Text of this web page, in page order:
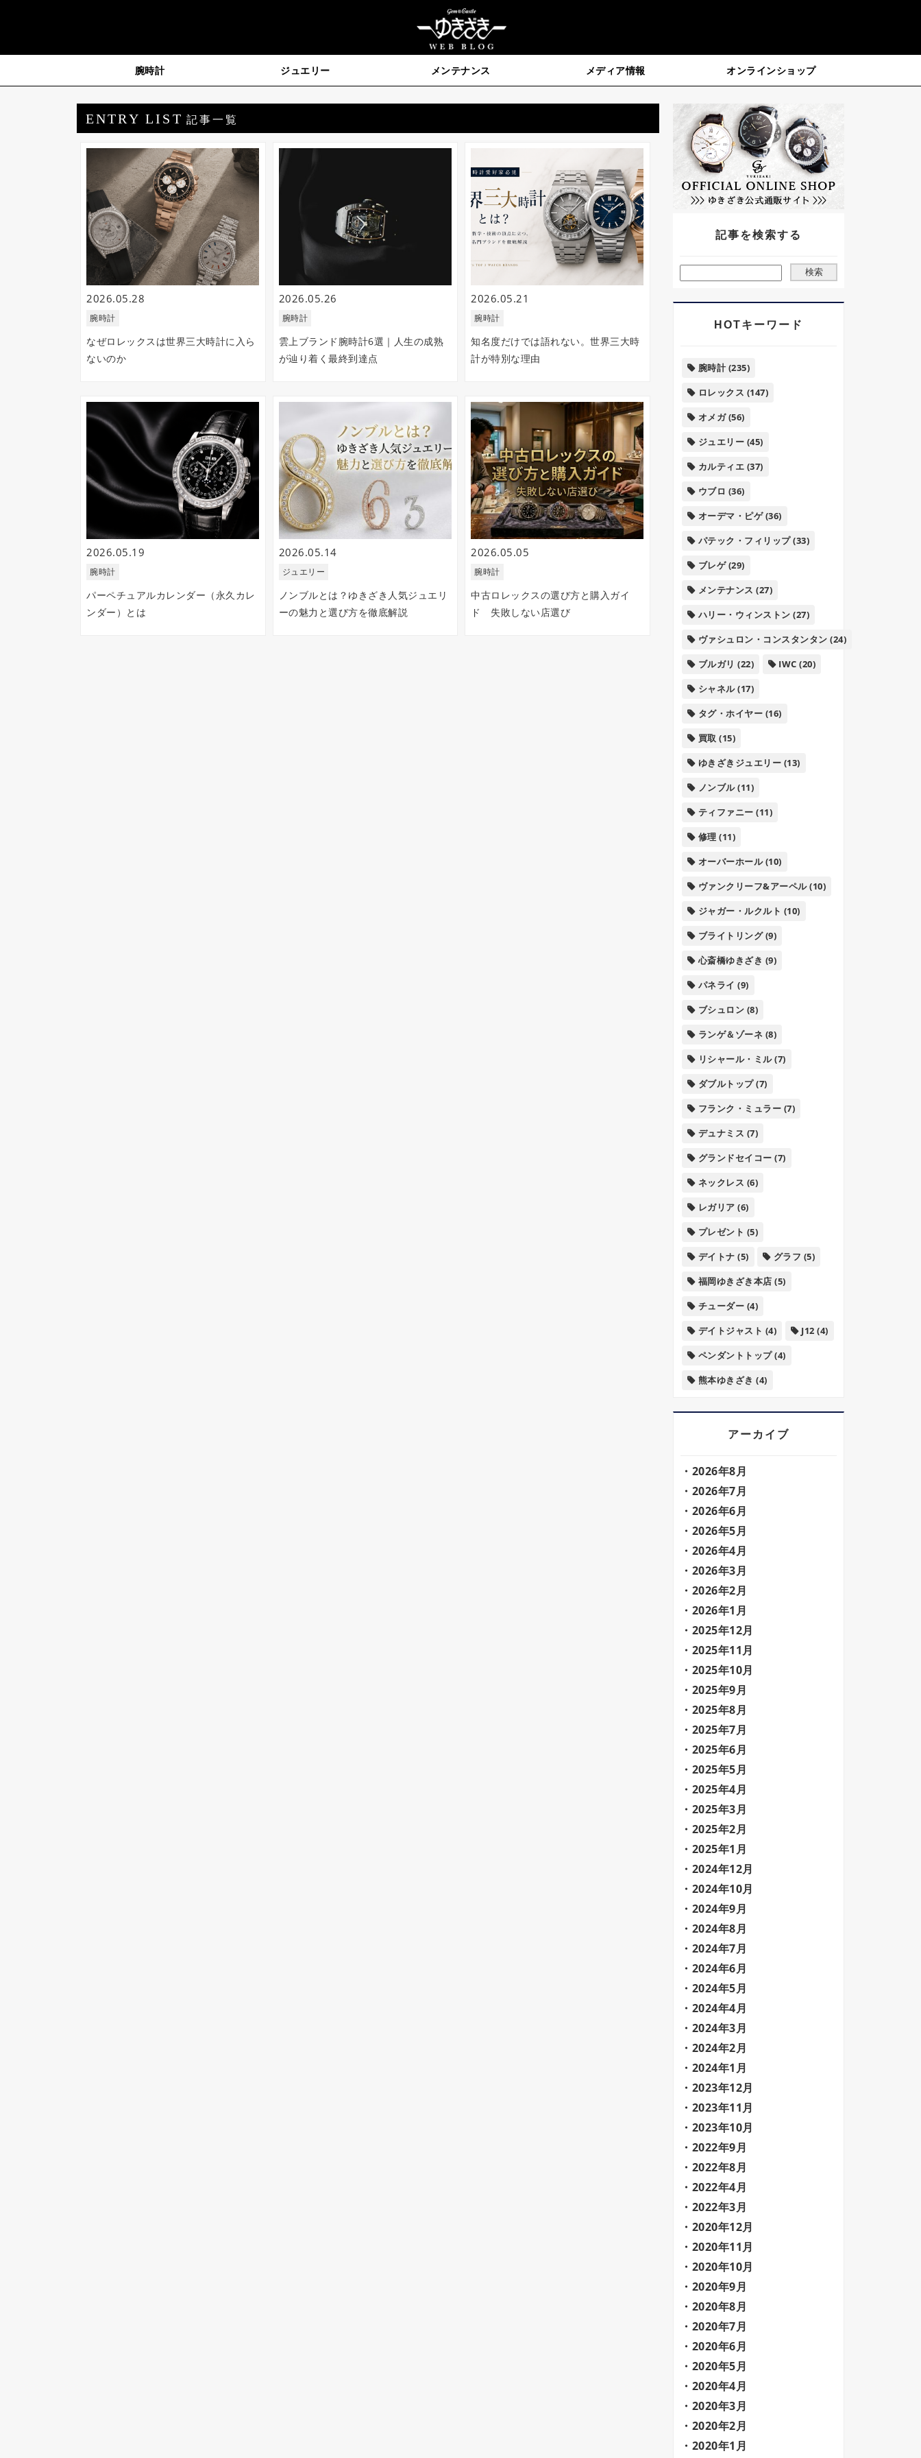
ジェムキャッスルゆきざき 公式ブログ 2026年05月
腕時計 ジュエリー メンテナンス メディア情報 オンラインショップ
ENTRY LIST 記事一覧
2026.05.28
腕時計
なぜロレックスは世界三大時計に入ら
ないのか
2026.05.26
腕時計
雲上ブランド腕時計6選｜人生の成熟
が辿り着く最終到達点
2026.05.21
腕時計
知名度だけでは語れない。世界三大時
計が特別な理由
2026.05.19
腕時計
パーペチュアルカレンダー（永久カレ
ンダー）とは
2026.05.14
ジュエリー
ノンブルとは？ゆきざき人気ジュエリ
ーの魅力と選び方を徹底解説
2026.05.05
腕時計
中古ロレックスの選び方と購入ガイ
ド 失敗しない店選び
記事を検索する
HOTキーワード
腕時計 (235)
ロレックス (147)
オメガ(56)
ジュエリー (45)
カルティエ (37)
ウブロ (36)
オーデマ・ピゲ(36)
パテック・フィリップ(33)
ブレゲ(29)
メンテナンス (27)
ハリー・ウィンストン (27)
ヴァシュロン・コンスタンタン (24)
ブルガリ (22) IWC (20)
シャネル(17)
タグ・ホイヤー (16)
買取 (15)
ゆきざきジュエリー (13)
ノンブル(11)
ティファニー (11)
修理 (11)
オーバーホール(10)
ヴァンクリーフ&アーペル(10)
ジャガー・ルクルト (10)
ブライトリング(9)
心斎橋ゆきざき (9)
パネライ (9)
ブシュロン (8)
ランゲ＆ゾーネ (8)
リシャール・ミル(7)
ダブルトップ(7)
フランク・ミュラー (7)
デュナミス (7)
グランドセイコー (7)
ネックレス (6)
レガリア (6)
プレゼント (5)
デイトナ (5) グラフ (5)
福岡ゆきざき本店 (5)
チューダー (4)
デイトジャスト (4) J12 (4)
ペンダントトップ(4)
熊本ゆきざき (4)
アーカイブ
2026年8月
2026年7月
2026年6月
2026年5月
2026年4月
2026年3月
2026年2月
2026年1月
2025年12月
2025年11月
2025年10月
2025年9月
2025年8月
2025年7月
2025年6月
2025年5月
2025年4月
2025年3月
2025年2月
2025年1月
2024年12月
2024年10月
2024年9月
2024年8月
2024年7月
2024年6月
2024年5月
2024年4月
2024年3月
2024年2月
2024年1月
2023年12月
2023年11月
2023年10月
2022年9月
2022年8月
2022年4月
2022年3月
2020年12月
2020年11月
2020年10月
2020年9月
2020年8月
2020年7月
2020年6月
2020年5月
2020年4月
2020年3月
2020年2月
2020年1月